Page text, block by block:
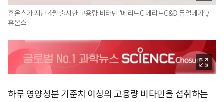
휴온스가 지난 4월 출시한 고용량 비타민 '메리트C 메리트C&D 듀얼메가'./
휴온스
하루 영양성분 기준치 이상의 고용량 비타민을 섭취하는